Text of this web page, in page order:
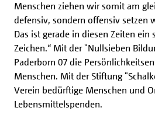
Menschen ziehen wir somit am
defensiv, sondern offensiv setzen
Das ist gerade in diesen Zeiten ein
Zeichen.“ Mit der "Nullsieben
Paderborn 07 die
Menschen. Mit der Stiftung
Verein bedürftige Menschen und
Lebensmittelspenden.